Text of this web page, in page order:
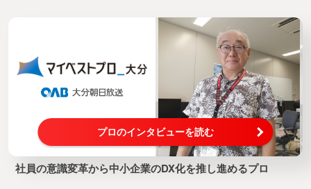
プロのインタビューを読む
社員の意識変革から中小企業のDX化を推し進めるプロ